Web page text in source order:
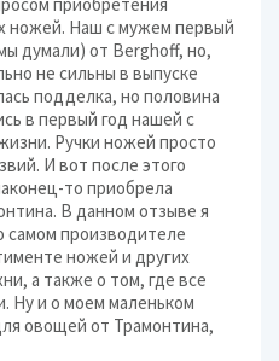
ножей. Наш с мужем первый
думали) от Berghoff, но,
не сильны в выпуске
подделка, но половина
в первый год нашей с
Ручки ножей просто
И вот после этого
то приобрела
В данном отзыве я
самом производителе
ножей и других
а также о том, где все
Ну и о моем маленьком
овощей от Трамонтина,